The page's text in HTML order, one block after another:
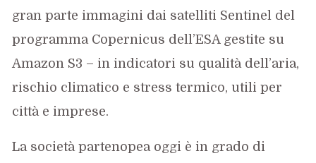
gran parte immagini dai satelliti Sentinel del
programma Copernicus dell’ESA gestite su
Amazon S3 – in indicatori su qualità dell’aria,
rischio climatico e stress termico, utili per
città e imprese.
La società partenopea oggi è in grado di